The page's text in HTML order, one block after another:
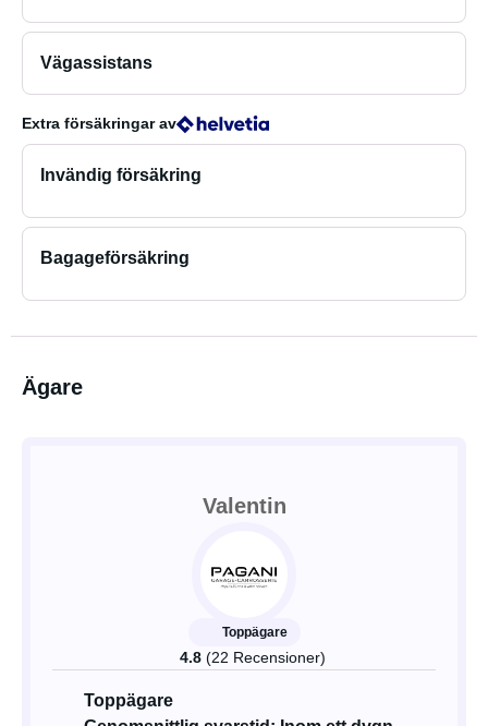
Vägassistans
Extra försäkringarav
Invändig försäkring
Bagageförsäkring
Ägare
Valentin
Toppägare
4.8 (22 Recensioner)
Toppägare